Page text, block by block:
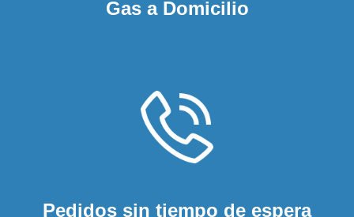
Gas a Domicilio
Pedidos sin tiempo de espera